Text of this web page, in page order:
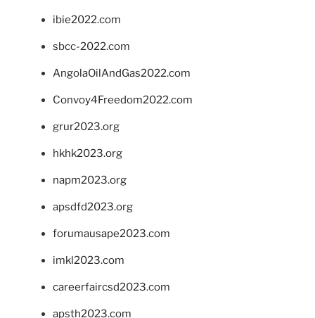
ibie2022.com
sbcc-2022.com
AngolaOilAndGas2022.com
Convoy4Freedom2022.com
grur2023.org
hkhk2023.org
napm2023.org
apsdfd2023.org
forumausape2023.com
imkl2023.com
careerfaircsd2023.com
apsth2023.com